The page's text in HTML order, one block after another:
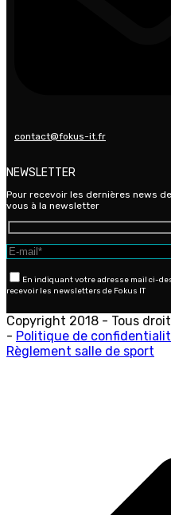
contact@fokus-it.fr
NEWSLETTER
Pour recevoir les dernières news
vous à la newsletter
En indiquant votre adresse mail ci-
recevoir les newsletters de Fokus IT
Copyright 2018 - Tous
- Politique de
Règlement salle de sport